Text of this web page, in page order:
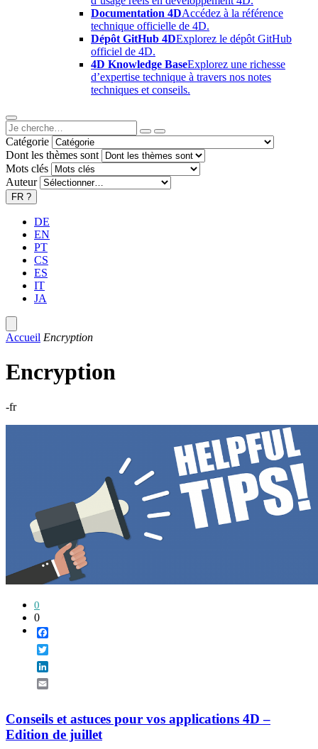
Documentation 4DAccédez à la référence
technique officielle de 4D.
Dépôt GitHub 4DExplorez le dépôt GitHub
officiel de 4D.
4D Knowledge BaseExplorez une richesse
d’expertise technique à travers nos notes
techniques et conseils.
Catégorie
Dont les thèmes sont
Mots clés
Auteur
FR ?
DE
EN
PT
CS
ES
IT
JA
Accueil Encryption
Encryption
-fr
0
0
Conseils et astuces pour vos applications 4D –
Edition de juillet